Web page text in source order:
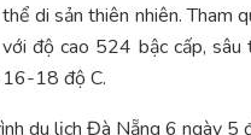
di sản thiên nhiên. Tham
độ cao 524 bậc cấp, sâu
18 độ C.